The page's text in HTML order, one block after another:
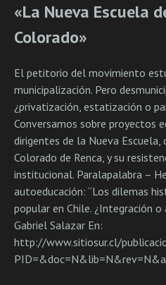
«La Nueva Escuela
Colorado»
El petitorio del movimiento
municipalización. Pero
¿privatización, estatización o
Conversamos sobre proyectos
dirigentes de la Nueva Escuela,
Colorado de Renca, y su
institucional. Paralapalabra –
autoeducación: “Los dilemas
popular en Chile. ¿Integración
Gabriel Salazar En:
http://www.sitiosur.cl/